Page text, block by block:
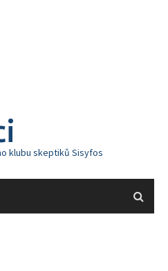
klubu skeptiků Sisyfos